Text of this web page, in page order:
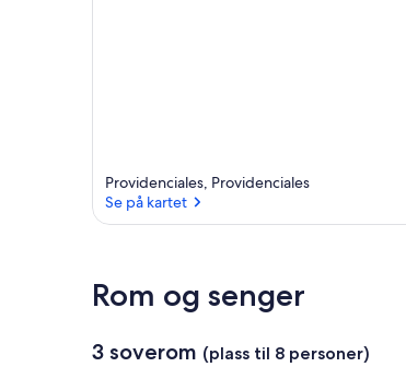
Providenciales, Providenciales
Se på kartet
Rom og senger
3 soverom (plass til 8 personer)